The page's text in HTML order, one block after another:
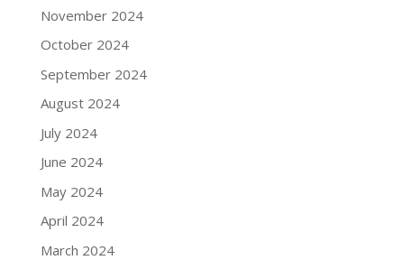
November 2024
October 2024
September 2024
August 2024
July 2024
June 2024
May 2024
April 2024
March 2024